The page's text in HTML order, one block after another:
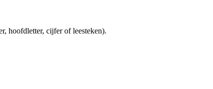
hoofdletter, cijfer of leesteken).